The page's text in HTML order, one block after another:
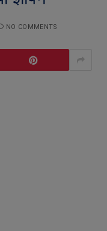
NO COMMENTS